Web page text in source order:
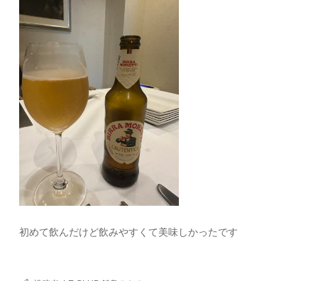
初めて飲んだけど飲みやすくて美味しかったです